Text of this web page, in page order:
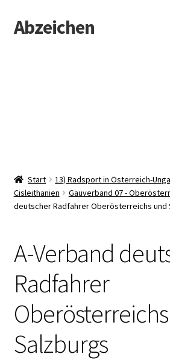
Zur
Navigation
Zum
Inhalt
Abzeichen
Start 13) Radsport in Österreich-
Cisleithanien
Gauverband 07 -
deutscher Radfahrer Oberösterreichs und
A-Verband
Radfahrer
Salzburgs